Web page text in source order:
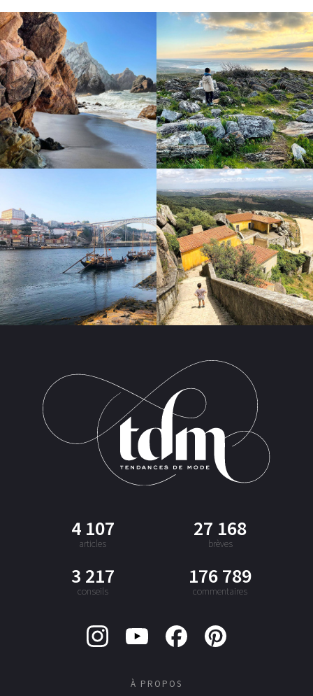
4 107
articles
27 168
brèves
3 217
conseils
176 789
commentaires
À PROPOS